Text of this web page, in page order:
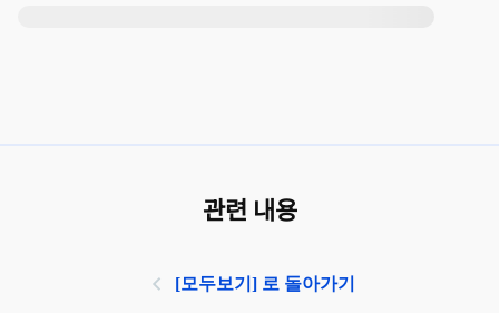
관련 내용
[모두보기] 로 돌아가기